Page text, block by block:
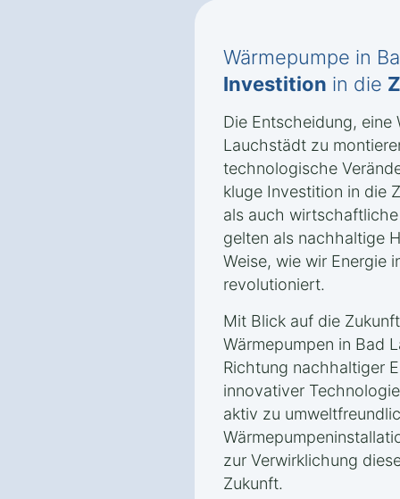
Wärmepumpe in
Investition in die
Die Entscheidung, eine
Lauchstädt zu
technologische
kluge Investition in die
als auch
gelten als nachhaltige
Weise, wie wir Energie
revolutioniert.
Mit Blick auf die
Wärmepumpen in Bad
Richtung nachhaltiger
innovativer
aktiv zu
zur Verwirklichung
Zukunft.